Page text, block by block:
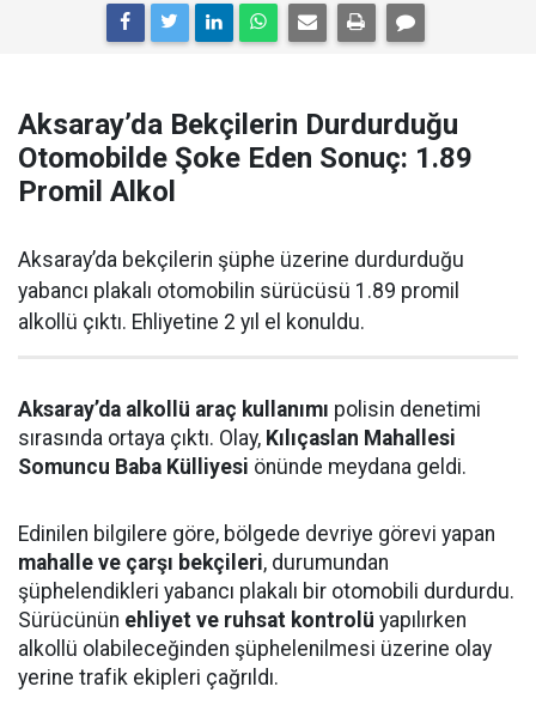
Aksaray’da Bekçilerin Durdurduğu
Otomobilde Şoke Eden Sonuç: 1.89
Promil Alkol
Aksaray’da bekçilerin şüphe üzerine durdurduğu
yabancı plakalı otomobilin sürücüsü 1.89 promil
alkollü çıktı. Ehliyetine 2 yıl el konuldu.
Aksaray’da alkollü araç kullanımı polisin denetimi
sırasında ortaya çıktı. Olay, Kılıçaslan Mahallesi
Somuncu Baba Külliyesi önünde meydana geldi.
Edinilen bilgilere göre, bölgede devriye görevi yapan
mahalle ve çarşı bekçileri, durumundan
şüphelendikleri yabancı plakalı bir otomobili durdurdu.
Sürücünün ehliyet ve ruhsat kontrolü yapılırken
alkollü olabileceğinden şüphelenilmesi üzerine olay
yerine trafik ekipleri çağrıldı.